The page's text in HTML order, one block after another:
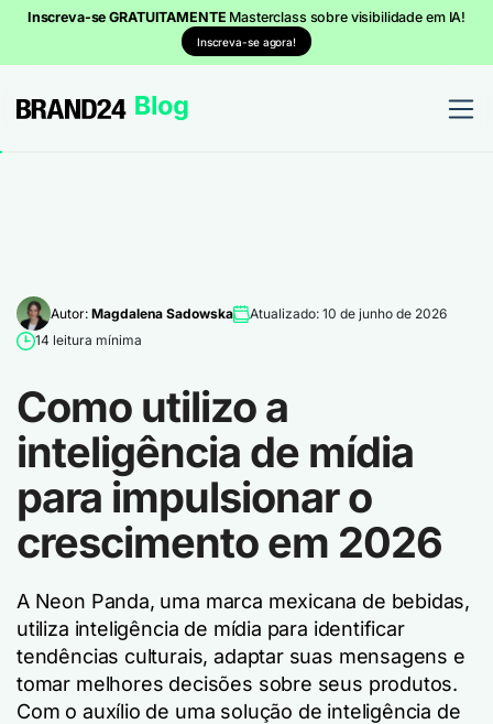
Inscreva-se GRATUITAMENTE Masterclass sobre visibilidade em IA!
Inscreva-se agora!
Autor: Magdalena Sadowska
Atualizado: 10 de junho de 2026
14 leitura mínima
Como utilizo a
inteligência de mídia
para impulsionar o
crescimento em 2026
A Neon Panda, uma marca mexicana de bebidas,
utiliza inteligência de mídia para identificar
tendências culturais, adaptar suas mensagens e
tomar melhores decisões sobre seus produtos.
Com o auxílio de uma solução de inteligência de